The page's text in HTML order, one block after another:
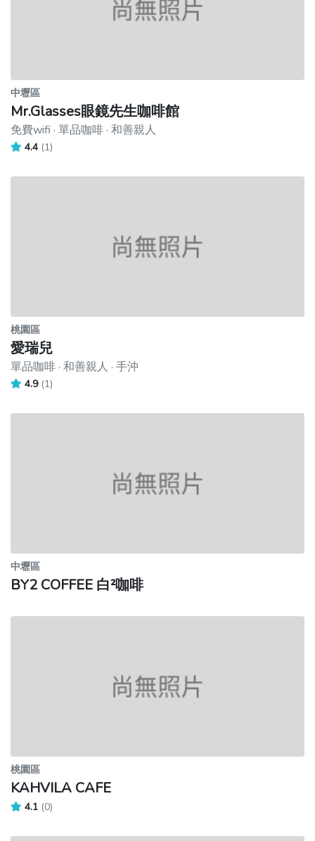
中壢區
Mr.Glasses眼鏡先生咖啡館
免費wifi · 單品咖啡 · 和善親人
4.4 (1)
桃園區
愛瑞兒
單品咖啡 · 和善親人 · 手沖
4.9 (1)
中壢區
BY2 COFFEE 白²咖啡
桃園區
KAHVILA CAFE
4.1 (0)